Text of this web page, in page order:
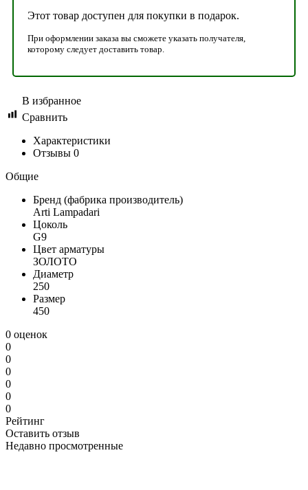
Этот товар доступен для покупки в подарок.
При оформлении заказа вы сможете указать получателя,
которому следует доставить товар.
В избранное
Сравнить
Характеристики
Отзывы 0
Общие
Бренд (фабрика производитель)
Arti Lampadari
Цоколь
G9
Цвет арматуры
ЗОЛОТО
Диаметр
250
Размер
450
0 оценок
0
0
0
0
0
0
Рейтинг
Оставить отзыв
Недавно просмотренные